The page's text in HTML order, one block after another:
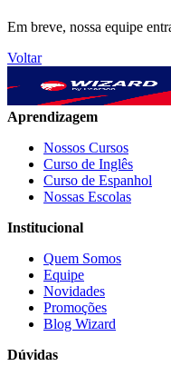
Em breve, nossa equipe
Voltar
Aprendizagem
Nossos Cursos
Curso de Inglês
Curso de Espanhol
Nossas Escolas
Institucional
Quem Somos
Equipe
Novidades
Promoções
Blog Wizard
Dúvidas